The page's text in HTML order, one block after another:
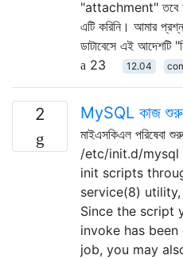
"attachment" তবে
এটি করিনি। আমার প্রশ্ন
ডাটাবেসে এই আদেশটি
23
12.04
2 MySQL কাজ শুরু
মাইএসকিএল পরিষেবা
/etc/init.d/mysql
init scripts
service(8)
Since the script
invoke has
job, you may